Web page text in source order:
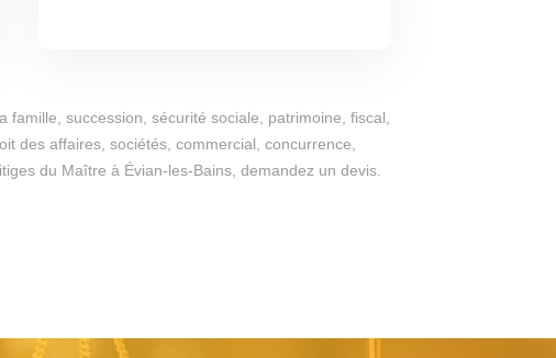
succession, sécurité sociale, patrimoine, fiscal,
des affaires, sociétés, commercial, concurrence,
du Maître à Évian-les-Bains, demandez un devis.